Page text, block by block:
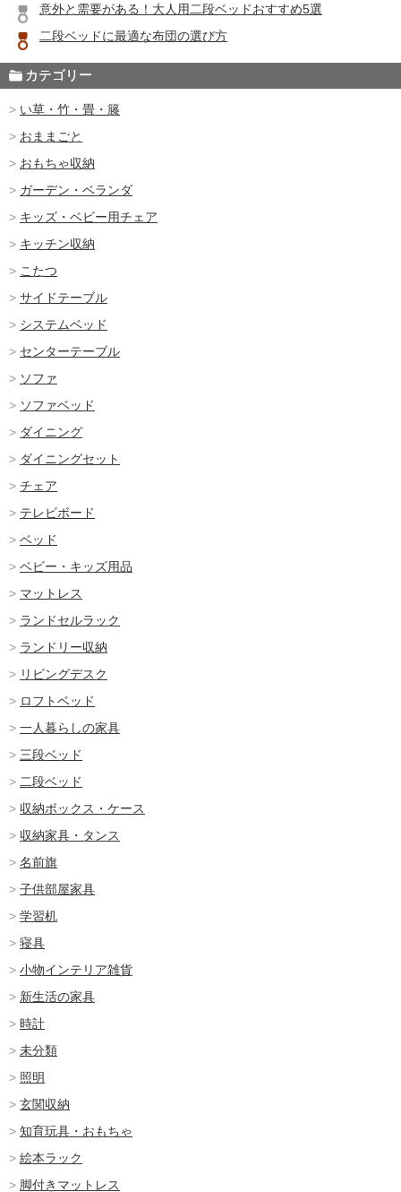
意外と需要がある！大人用二段ベッドおすすめ5選
二段ベッドに最適な布団の選び方
カテゴリー
い草・竹・畳・籐
おままごと
おもちゃ収納
ガーデン・ベランダ
キッズ・ベビー用チェア
キッチン収納
こたつ
サイドテーブル
システムベッド
センターテーブル
ソファ
ソファベッド
ダイニング
ダイニングセット
チェア
テレビボード
ベッド
ベビー・キッズ用品
マットレス
ランドセルラック
ランドリー収納
リビングデスク
ロフトベッド
一人暮らしの家具
三段ベッド
二段ベッド
収納ボックス・ケース
収納家具・タンス
名前旗
子供部屋家具
学習机
寝具
小物インテリア雑貨
新生活の家具
時計
未分類
照明
玄関収納
知育玩具・おもちゃ
絵本ラック
脚付きマットレス